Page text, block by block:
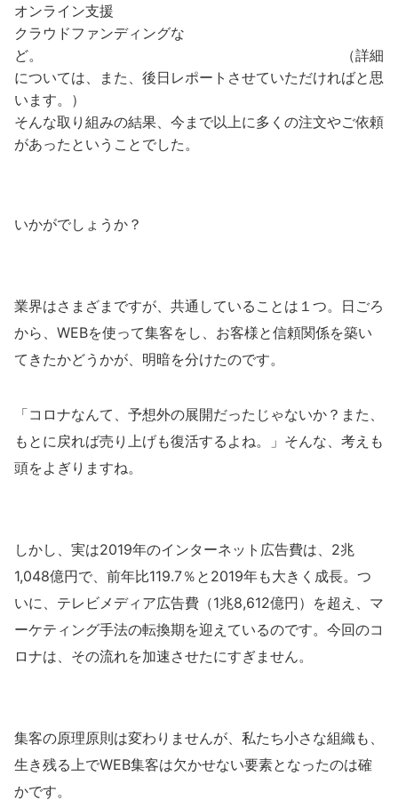
オンライン支援
クラウドファンディングな
ど。 （詳細
については、また、後日レポートさせていただければと思
います。）
そんな取り組みの結果、今まで以上に多くの注文やご依頼
があったということでした。
いかがでしょうか？
業界はさまざまですが、共通していることは１つ。日ごろ
から、WEBを使って集客をし、お客様と信頼関係を築い
てきたかどうかが、明暗を分けたのです。
「コロナなんて、予想外の展開だったじゃないか？また、
もとに戻れば売り上げも復活するよね。」そんな、考えも
頭をよぎりますね。
しかし、実は2019年のインターネット広告費は、2兆
1,048億円で、前年比119.7％と2019年も大きく成長。つ
いに、テレビメディア広告費（1兆8,612億円）を超え、マ
ーケティング手法の転換期を迎えているのです。今回のコ
ロナは、その流れを加速させたにすぎません。
集客の原理原則は変わりませんが、私たち小さな組織も、
生き残る上でWEB集客は欠かせない要素となったのは確
かです。